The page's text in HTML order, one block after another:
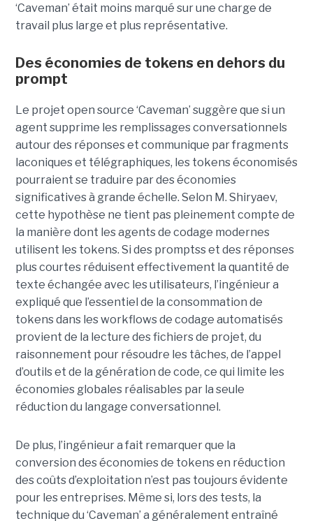
‘Caveman’ était moins marqué sur une charge de
travail plus large et plus représentative.
Des économies de tokens en dehors du
prompt
Le projet open source ‘Caveman’ suggère que si un
agent supprime les remplissages conversationnels
autour des réponses et communique par fragments
laconiques et télégraphiques, les tokens économisés
pourraient se traduire par des économies
significatives à grande échelle. Selon M. Shiryaev,
cette hypothèse ne tient pas pleinement compte de
la manière dont les agents de codage modernes
utilisent les tokens. Si des promptss et des réponses
plus courtes réduisent effectivement la quantité de
texte échangée avec les utilisateurs, l’ingénieur a
expliqué que l’essentiel de la consommation de
tokens dans les workflows de codage automatisés
provient de la lecture des fichiers de projet, du
raisonnement pour résoudre les tâches, de l’appel
d’outils et de la génération de code, ce qui limite les
économies globales réalisables par la seule
réduction du langage conversationnel.
De plus, l’ingénieur a fait remarquer que la
conversion des économies de tokens en réduction
des coûts d’exploitation n’est pas toujours évidente
pour les entreprises. Même si, lors des tests, la
technique du ‘Caveman’ a généralement entraîné